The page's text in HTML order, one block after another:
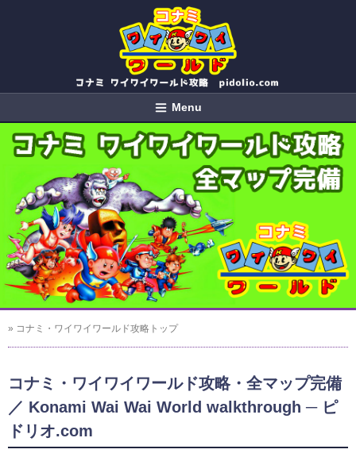
Menu
» コナミ・ワイワイワールド攻略トップ
コナミ・ワイワイワールド攻略・全マップ完備
／ Konami Wai Wai World walkthrough ─ ピ
ドリオ.com